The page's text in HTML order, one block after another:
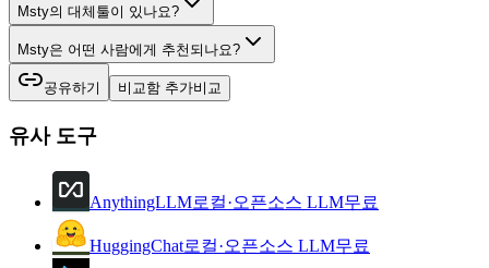
Msty의 대체툴이 있나요?
Msty은 어떤 사람에게 추천되나요?
공유하기 비교함 추가비교
유사 도구
AnythingLLM로컬·오픈소스 LLM무료
HuggingChat로컬·오픈소스 LLM무료